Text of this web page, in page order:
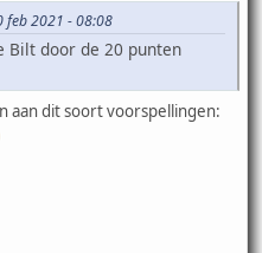
feb 2021 - 08:08
Bilt door de 20 punten
aan dit soort voorspellingen: